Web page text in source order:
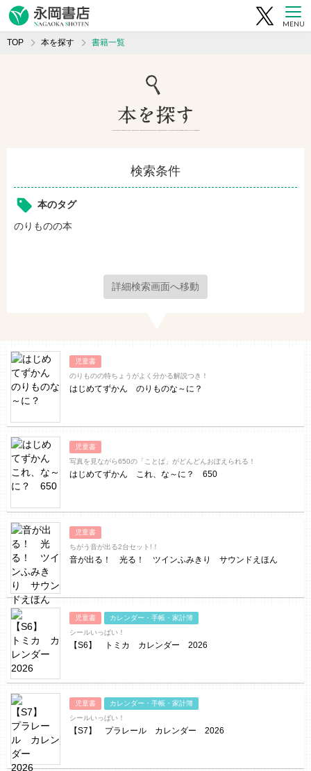
MENU
TOP 本を探す 書籍一覧
検索条件
本のタグ
のりものの本
詳細検索画面へ移動
児童書
のりものの特ちょうがよく分かる解説つき！
はじめてずかん のりものな～に？
児童書
写真を見ながら650の「ことば」がどんどんおぼえられる！
はじめてずかん これ、な～に？ 650
児童書
ちがう音が出る2台セット!！
音が出る！ 光る！ ツインふみきり サウンドえほん
児童書
カレンダー・手帳・家計簿
シールいっぱい！
【S6】 トミカ カレンダー 2026
児童書
カレンダー・手帳・家計簿
シールいっぱい！
【S7】 プラレール カレンダー 2026